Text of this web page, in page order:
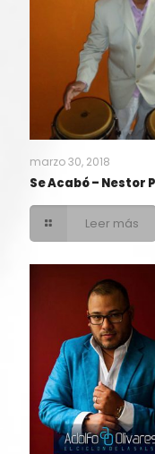
marzo 30, 2018
Se Acabó – Nestor
Leer más